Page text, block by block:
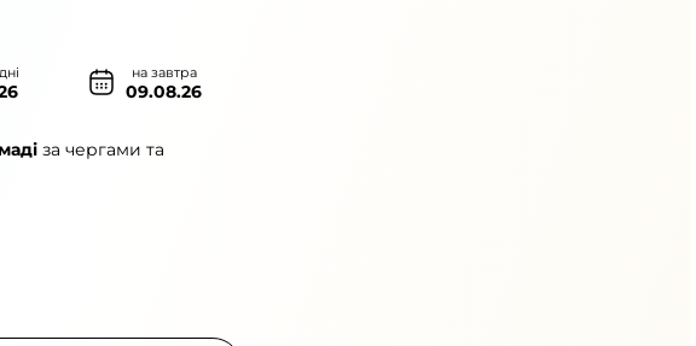
на завтра
09.08.26
за чергами та